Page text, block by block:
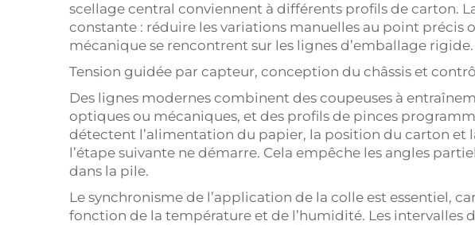
scellage central conviennent à différents profils de carton.
constante : réduire les variations manuelles au point précis
mécanique se rencontrent sur les lignes d’emballage rigide.
Tension guidée par capteur, conception du châssis et
Des lignes modernes combinent des coupeuses à
optiques ou mécaniques, et des profils de pinces
détectent l’alimentation du papier, la position du carton et
l’étape suivante ne démarre. Cela empêche les angles
dans la pile.
Le synchronisme de l’application de la colle est essentiel,
fonction de la température et de l’humidité. Les intervalles